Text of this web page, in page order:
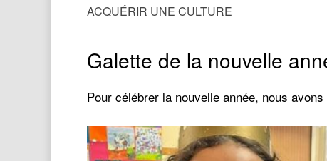
ACQUÉRIR UNE CULTURE
Galette de la nouvelle
Pour célébrer la nouvelle année, nous